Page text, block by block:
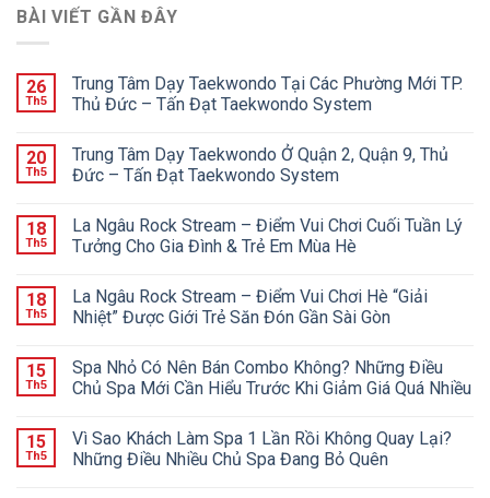
BÀI VIẾT GẦN ĐÂY
26
Th5
Trung Tâm Dạy Taekwondo Tại Các Phường Mới TP.
Thủ Đức – Tấn Đạt Taekwondo System
20
Th5
Trung Tâm Dạy Taekwondo Ở Quận 2, Quận 9, Thủ
Đức – Tấn Đạt Taekwondo System
18
Th5
La Ngâu Rock Stream – Điểm Vui Chơi Cuối Tuần Lý
Tưởng Cho Gia Đình & Trẻ Em Mùa Hè
18
Th5
La Ngâu Rock Stream – Điểm Vui Chơi Hè “Giải
Nhiệt” Được Giới Trẻ Săn Đón Gần Sài Gòn
15
Th5
Spa Nhỏ Có Nên Bán Combo Không? Những Điều
Chủ Spa Mới Cần Hiểu Trước Khi Giảm Giá Quá Nhiều
15
Th5
Vì Sao Khách Làm Spa 1 Lần Rồi Không Quay Lại?
Những Điều Nhiều Chủ Spa Đang Bỏ Quên